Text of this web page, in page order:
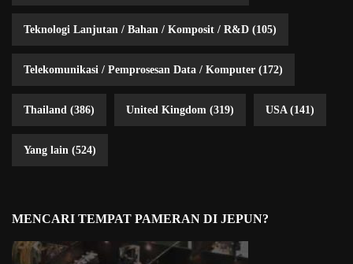
Teknologi Lanjutan / Bahan / Komposit / R&D (105)
Telekomunikasi / Pemprosesan Data / Komputer (172)
Thailand (386) United Kingdom (319) USA (141)
Yang lain (524)
MENCARI TEMPAT PAMERAN DI JEPUN?